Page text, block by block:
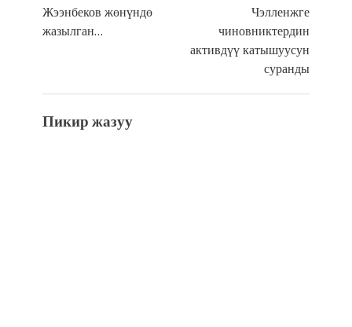
Жээнбеков жөнүндө
жазылган…
Чэлленжге
чиновниктердин
активдүү катышуусун
суранды
Пикир жазуу